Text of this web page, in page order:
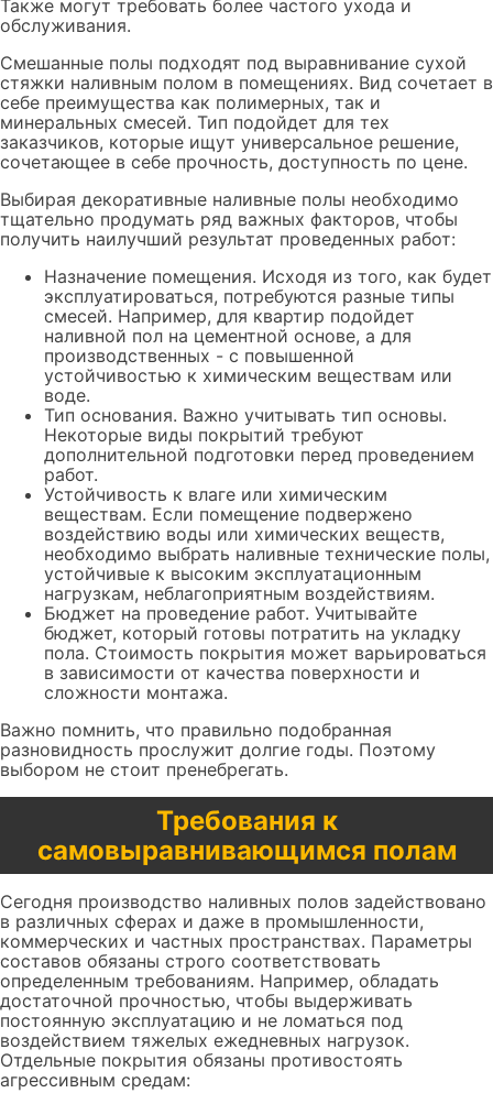
Также могут требовать более частого ухода и
обслуживания.
Смешанные полы подходят под выравнивание сухой
стяжки наливным полом в помещениях. Вид сочетает в
себе преимущества как полимерных, так и
минеральных смесей. Тип подойдет для тех
заказчиков, которые ищут универсальное решение,
сочетающее в себе прочность, доступность по цене.
Выбирая декоративные наливные полы необходимо
тщательно продумать ряд важных факторов, чтобы
получить наилучший результат проведенных работ:
Назначение помещения. Исходя из того, как будет
эксплуатироваться, потребуются разные типы
смесей. Например, для квартир подойдет
наливной пол на цементной основе, а для
производственных - с повышенной
устойчивостью к химическим веществам или
воде.
Тип основания. Важно учитывать тип основы.
Некоторые виды покрытий требуют
дополнительной подготовки перед проведением
работ.
Устойчивость к влаге или химическим
веществам. Если помещение подвержено
воздействию воды или химических веществ,
необходимо выбрать наливные технические полы,
устойчивые к высоким эксплуатационным
нагрузкам, неблагоприятным воздействиям.
Бюджет на проведение работ. Учитывайте
бюджет, который готовы потратить на укладку
пола. Стоимость покрытия может варьироваться
в зависимости от качества поверхности и
сложности монтажа.
Важно помнить, что правильно подобранная
разновидность прослужит долгие годы. Поэтому
выбором не стоит пренебрегать.
Требования к
самовыравнивающимся полам
Сегодня производство наливных полов задействовано
в различных сферах и даже в промышленности,
коммерческих и частных пространствах. Параметры
составов обязаны строго соответствовать
определенным требованиям. Например, обладать
достаточной прочностью, чтобы выдерживать
постоянную эксплуатацию и не ломаться под
воздействием тяжелых ежедневных нагрузок.
Отдельные покрытия обязаны противостоять
агрессивным средам: